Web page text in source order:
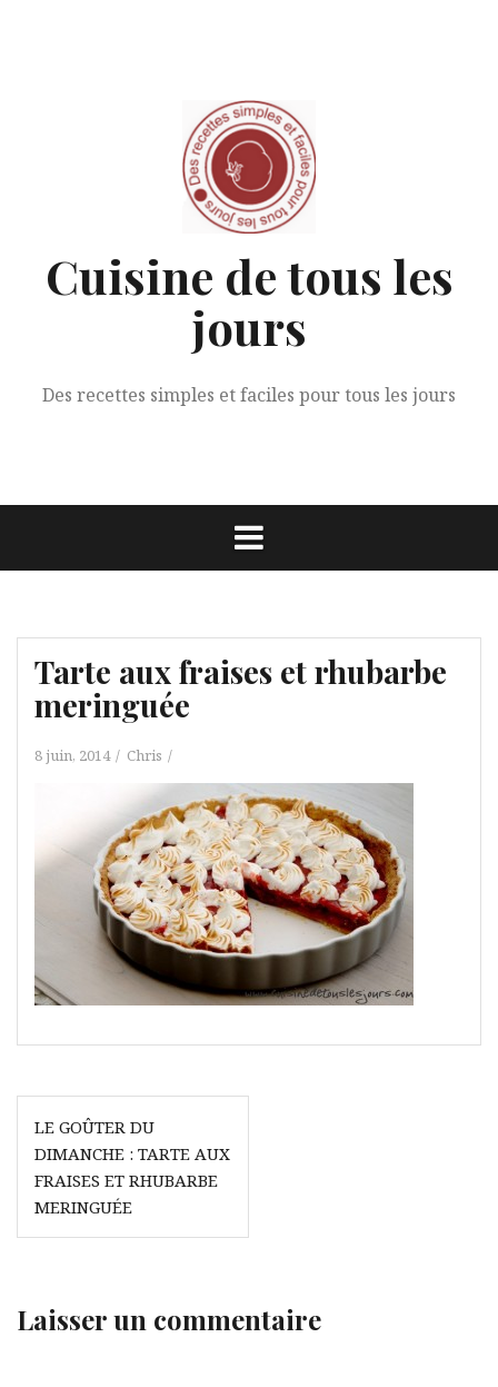
Cuisine de tous les
jours
Des recettes simples et faciles pour tous les jours
Tarte aux fraises et rhubarbe
meringuée
8 juin, 2014 Chris
Navigation
de
l’article
LE GOÛTER DU
DIMANCHE : TARTE AUX
FRAISES ET RHUBARBE
MERINGUÉE
Laisser un commentaire